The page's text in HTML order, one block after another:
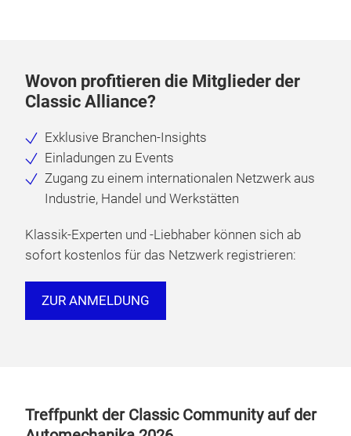
Wovon profitieren die Mitglieder der
Classic Alliance?
Exklusive Branchen-Insights
Einladungen zu Events
Zugang zu einem internationalen Netzwerk aus
Industrie, Handel und Werkstätten
Klassik-Experten und -Liebhaber können sich ab
sofort kostenlos für das Netzwerk registrieren:
ZUR ANMELDUNG
Treffpunkt der Classic Community auf der